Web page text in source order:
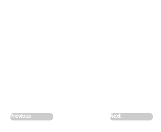
Previous Next